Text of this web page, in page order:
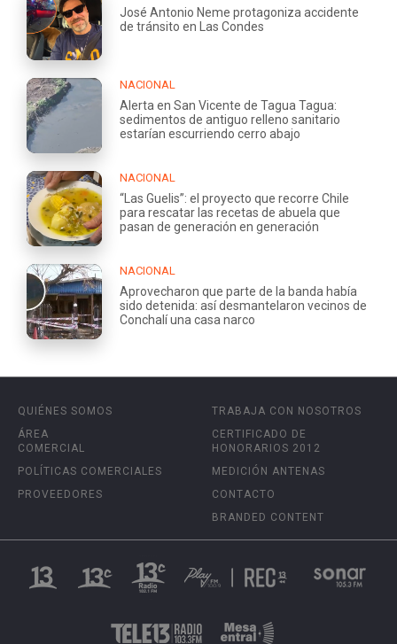
José Antonio Neme protagoniza accidente
de tránsito en Las Condes
NACIONAL
Alerta en San Vicente de Tagua Tagua:
sedimentos de antiguo relleno sanitario
estarían escurriendo cerro abajo
NACIONAL
“Las Guelis”: el proyecto que recorre Chile
para rescatar las recetas de abuela que
pasan de generación en generación
NACIONAL
Aprovecharon que parte de la banda había
sido detenida: así desmantelaron vecinos de
Conchalí una casa narco
QUIÉNES SOMOS
ÁREA
COMERCIAL
POLÍTICAS COMERCIALES
PROVEEDORES
TRABAJA CON NOSOTROS
CERTIFICADO DE
HONORARIOS 2012
MEDICIÓN ANTENAS
CONTACTO
BRANDED CONTENT